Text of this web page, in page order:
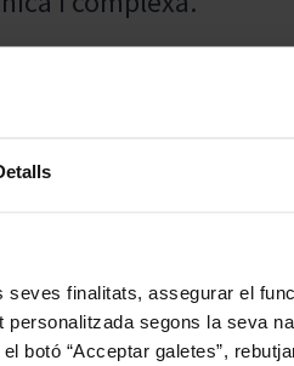
finalitats, assegurar el
segons la seva
botó “Acceptar galetes”,
a la perfecció amb
plats de
la gana i realçar